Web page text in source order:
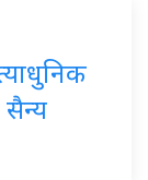
सैन्य